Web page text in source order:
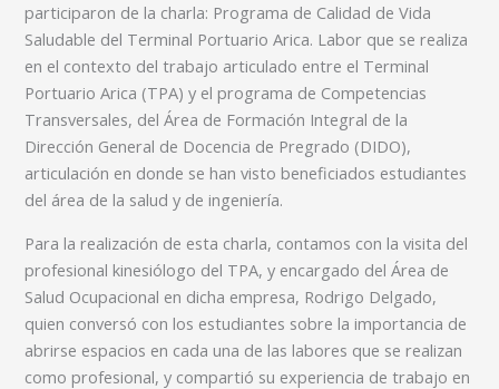
participaron de la charla: Programa de Calidad de Vida
Saludable del Terminal Portuario Arica. Labor que se realiza
en el contexto del trabajo articulado entre el Terminal
Portuario Arica (TPA) y el programa de Competencias
Transversales, del Área de Formación Integral de la
Dirección General de Docencia de Pregrado (DIDO),
articulación en donde se han visto beneficiados estudiantes
del área de la salud y de ingeniería.
Para la realización de esta charla, contamos con la visita del
profesional kinesiólogo del TPA, y encargado del Área de
Salud Ocupacional en dicha empresa, Rodrigo Delgado,
quien conversó con los estudiantes sobre la importancia de
abrirse espacios en cada una de las labores que se realizan
como profesional, y compartió su experiencia de trabajo en